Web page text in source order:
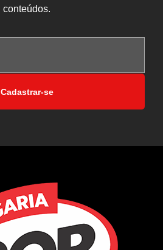
conteúdos.
Cadastrar-se